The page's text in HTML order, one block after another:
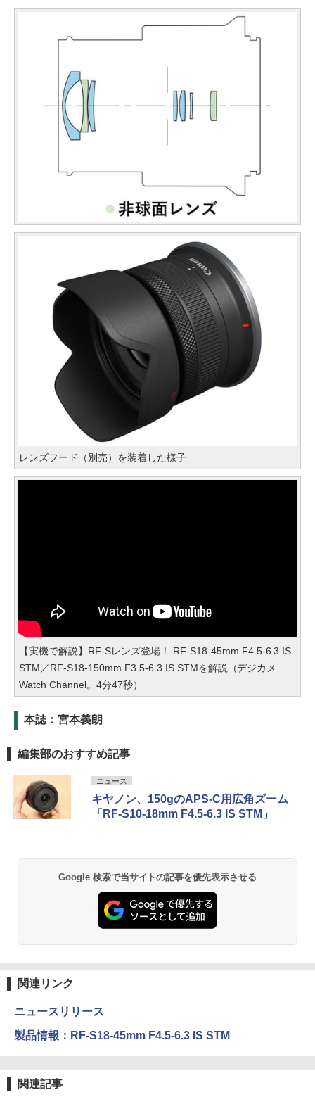
レンズフード（別売）を装着した様子
【実機で解説】RF-Sレンズ登場！ RF-S18-45mm F4.5-6.3 IS
STM／RF-S18-150mm F3.5-6.3 IS STMを解説（デジカメ
Watch Channel。4分47秒）
本誌：宮本義朗
編集部のおすすめ記事
ニュース
キヤノン、150gのAPS-C用広角ズーム
「RF-S10-18mm F4.5-6.3 IS STM」
Google 検索で当サイトの記事を優先表示させる
関連リンク
ニュースリリース
製品情報：RF-S18-45mm F4.5-6.3 IS STM
関連記事